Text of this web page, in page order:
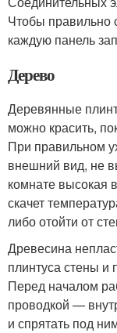
Чтобы правильно
каждую панель
Дерево
Деревянные
можно красить,
При правильном
внешний вид, не
комнате высокая
скачет
либо отойти от
Древесина
плинтуса стены и
Перед началом
проводкой —
и спрятать под